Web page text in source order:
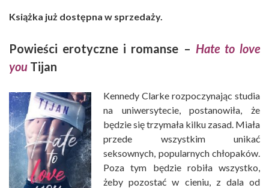
Książka już dostępna w sprzedaży.
Powieści erotyczne i romanse – Hate to love
you Tijan
Kennedy Clarke rozpoczynając studia
na uniwersytecie, postanowiła, że
będzie się trzymała kilku zasad. Miała
przede wszystkim unikać
seksownych, popularnych chłopaków.
Poza tym będzie robiła wszystko,
żeby pozostać w cieniu, z dala od